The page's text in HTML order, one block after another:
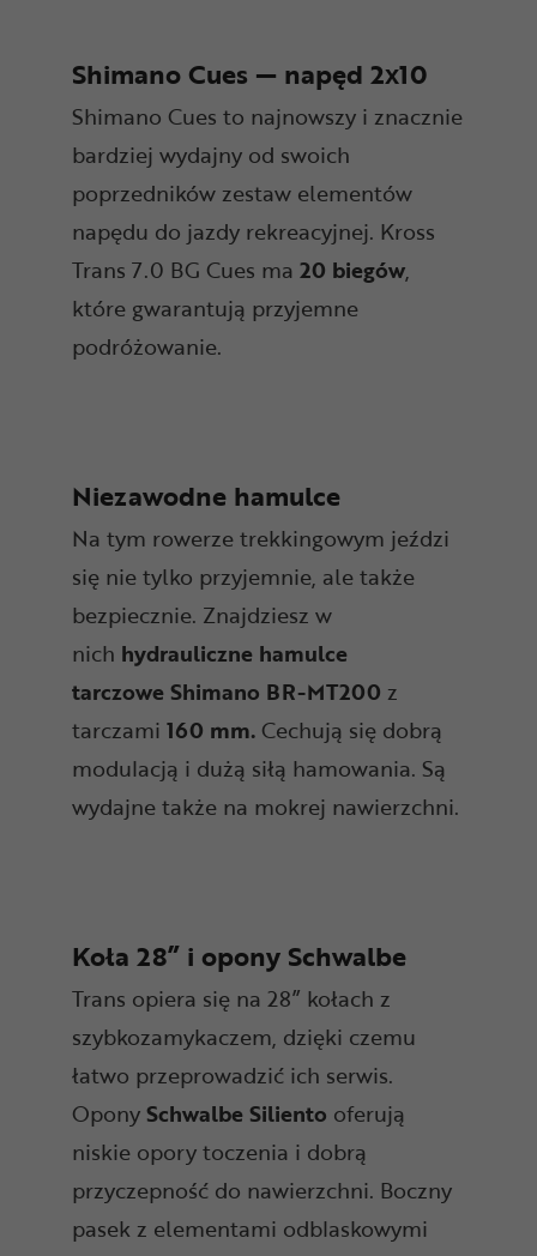
Shimano Cues — napęd 2x10
Shimano Cues to najnowszy i znacznie
bardziej wydajny od swoich
poprzedników zestaw elementów
napędu do jazdy rekreacyjnej. Kross
Trans 7.0 BG Cues ma 20 biegów,
które gwarantują przyjemne
podróżowanie.
Niezawodne hamulce
Na tym rowerze trekkingowym jeździ
się nie tylko przyjemnie, ale także
bezpiecznie. Znajdziesz w
nich hydrauliczne hamulce
tarczoweShimano BR-MT200 z
tarczami 160 mm. Cechują się dobrą
modulacją i dużą siłą hamowania. Są
wydajne także na mokrej nawierzchni.
Koła 28” i opony Schwalbe
Trans opiera się na 28” kołach z
szybkozamykaczem, dzięki czemu
łatwo przeprowadzić ich serwis.
OponySchwalbeSiliento oferują
niskie opory toczenia i dobrą
przyczepność do nawierzchni. Boczny
pasek z elementami odblaskowymi